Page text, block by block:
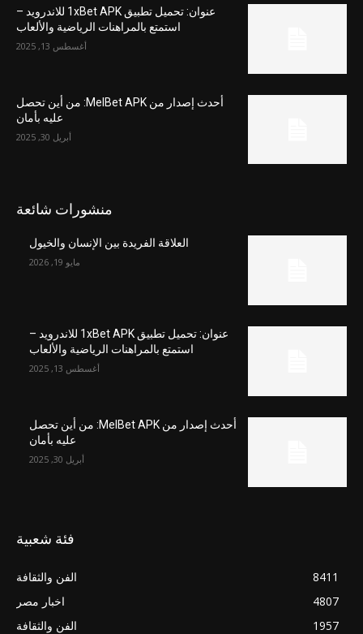
عنوان: تحميل تطبيق 1xBet APK للاندرويد –
استمتع بالمراهنات الرياضية والألعاب
أغسطس 13, 2025
أحدث إصدار من MelBet APK: من أين تحصل
عليه بأمان
أبريل 30, 2025
منشورات شائعة
العلاقة الفريدة بين الإنسان والخيول
مايو 19, 2026
عنوان: تحميل تطبيق 1xBet APK للاندرويد –
استمتع بالمراهنات الرياضية والألعاب
أغسطس 13, 2025
أحدث إصدار من MelBet APK: من أين تحصل
عليه بأمان
أبريل 30, 2025
فئة شعبية
الفن والثقافة
8411
اخبار مصر
4807
الفن والثقافة
1957